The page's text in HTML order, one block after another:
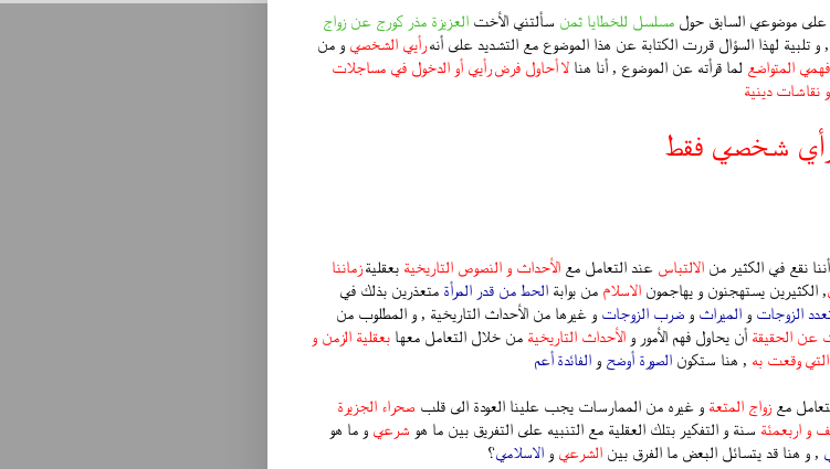
على موضوعي السابق حول مسلسل للخطايا ثمن سألتني الأخت العزيزة مذر كورج عن زواج
, و تلبية لهذا السؤال قررت الكتابة عن هذا الموضوع مع التشديد على أنه رأيي الشخصي و من
فهمي المتواضع لما قرأته عن الموضوع , أنا هنا لا أحاول فرض رأيي أو الدخول في مساجلات
نقاشات دينية
شخصي فقط
نقع في الكثير من الالتباس عند التعامل مع الأحداث و النصوص التاريخية بعقليةزماننا
, الكثيرين يستهجنون و يهاجمون الاسلام من بوابة الحط من قدر المرأة متعذرين بذلك في
الزوجات و الميراث و ضرب الزوجات و غيرها من الأحداث التاريخية , و المطلوب من
عن الحقيقة أن يحاول فهم الأمور و الأحداث التاريخية من خلال التعامل معها بعقلية الزمن و
التي وقعت به , هنا ستكون الصورة أوضح و الفائدة أعم
مع زواج المتعة و غيره من الممارسات يجب علينا العودة الى قلب صحراء الجزيرة
و اربعمئة سنة و التفكير بتلك العقلية مع التنبيه على التفريق بين ما هو شرعي و ما هو
, و هنا قد يتسائل البعض ما الفرق بين الشرعي و الاسلامي؟